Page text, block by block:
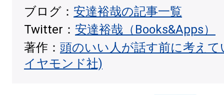
ブログ： 安達裕哉の記事一覧
Twitter： 安達裕哉（Books&Apps）
著作： 頭のいい人が話す前に考え
イヤモンド社)